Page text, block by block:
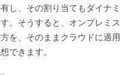
し、その割り当てもダイナミ
。そうすると、オンプレミス
を、そのままクラウドに適用
できます。